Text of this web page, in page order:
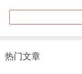
热门文章